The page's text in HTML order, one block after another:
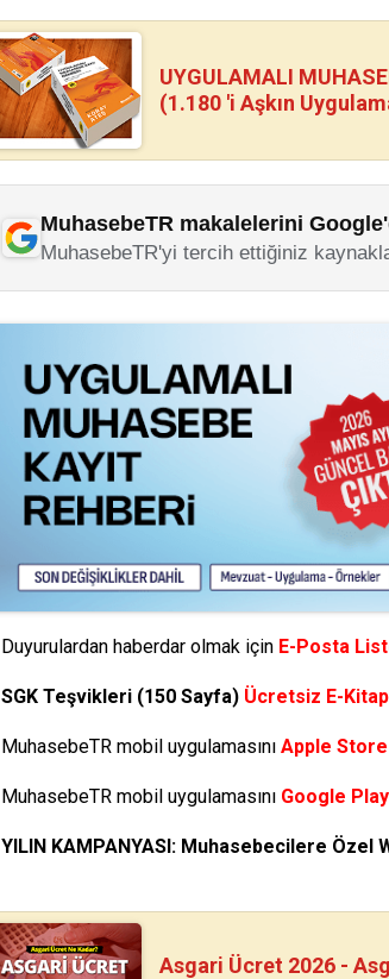
UYGULAMALI
(1.180 'i Aşkın
MuhasebeTR makalelerini
MuhasebeTR'yi tercih ettiğiniz
Duyurulardan haberdar olmak için E-Posta
SGK Teşvikleri (150 Sayfa) Ücretsiz E-
MuhasebeTR mobil uygulamasını Apple Store
MuhasebeTR mobil uygulamasını Google Play
YILIN KAMPANYASI: Muhasebecilere Özel
Asgari Ücret 2026 -